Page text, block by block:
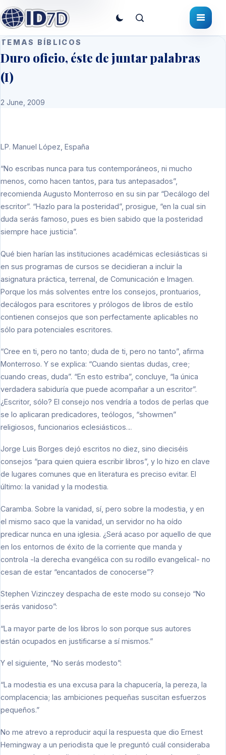
TEMAS BÍBLICOS
Duro oficio, éste de juntar palabras
(I)
2 June, 2009
LP. Manuel López, España
“No escribas nunca para tus contemporáneos, ni mucho
menos, como hacen tantos, para tus antepasados”,
recomienda Augusto Monterroso en su sin par “Decálogo del
escritor”. “Hazlo para la posteridad”, prosigue, “en la cual sin
duda serás famoso, pues es bien sabido que la posteridad
siempre hace justicia”.
Qué bien harían las instituciones académicas eclesiásticas si
en sus programas de cursos se decidieran a incluir la
asignatura práctica, terrenal, de Comunicación e Imagen.
Porque los más solventes entre los consejos, prontuarios,
decálogos para escritores y prólogos de libros de estilo
contienen consejos que son perfectamente aplicables no
sólo para potenciales escritores.
“Cree en ti, pero no tanto; duda de ti, pero no tanto”, afirma
Monterroso. Y se explica: “Cuando sientas dudas, cree;
cuando creas, duda”. “En esto estriba”, concluye, “la única
verdadera sabiduría que puede acompañar a un escritor”.
¿Escritor, sólo? El consejo nos vendría a todos de perlas que
se lo aplicaran predicadores, teólogos, “showmen”
religiosos, funcionarios eclesiásticos…
Jorge Luis Borges dejó escritos no diez, sino dieciséis
consejos “para quien quiera escribir libros”, y lo hizo en clave
de lugares comunes que en literatura es preciso evitar. El
último: la vanidad y la modestia.
Caramba. Sobre la vanidad, sí, pero sobre la modestia, y en
el mismo saco que la vanidad, un servidor no ha oído
predicar nunca en una iglesia. ¿Será acaso por aquello de que
en los entornos de éxito de la corriente que manda y
controla -la derecha evangélica con su rodillo evangelical- no
cesan de estar “encantados de conocerse”?
Stephen Vizinczey despacha de este modo su consejo “No
serás vanidoso”:
“La mayor parte de los libros lo son porque sus autores
están ocupados en justificarse a sí mismos.”
Y el siguiente, “No serás modesto”:
“La modestia es una excusa para la chapucería, la pereza, la
complacencia; las ambiciones pequeñas suscitan esfuerzos
pequeños.”
No me atrevo a reproducir aquí la respuesta que dio Ernest
Hemingway a un periodista que le preguntó cuál consideraba